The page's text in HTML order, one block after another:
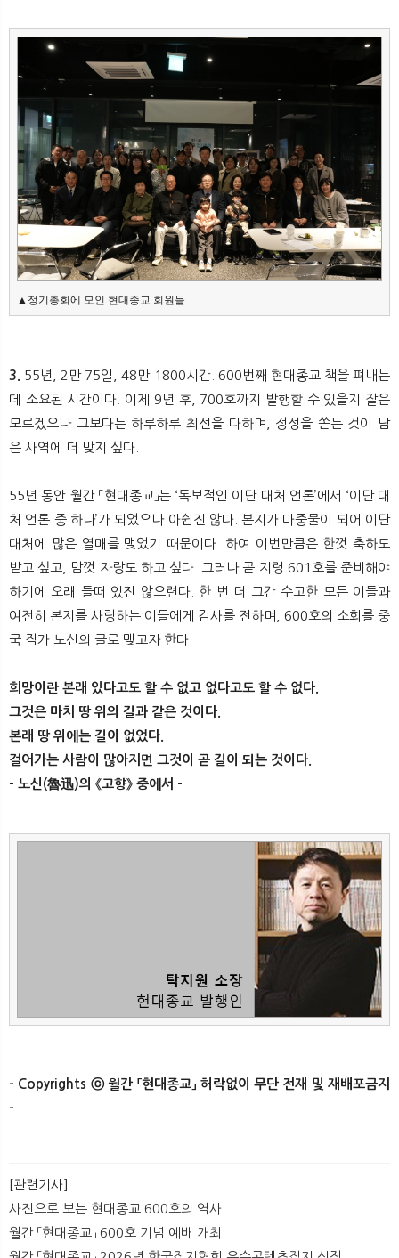
▲정기총회에 모인 현대종교 회원들
3.
55년, 2만 75일, 48만 1800시간. 600번째 현대종교 책을 펴내는
데 소요된 시간이다. 이제 9년 후, 700호까지 발행할 수 있을지 잘은
모르겠으나 그보다는 하루하루 최선을 다하며, 정성을 쏟는 것이 남
은 사역에 더 맞지 싶다.
55년 동안 월간 「현대종교」는 ‘독보적인 이단 대처 언론’에서 ‘이단 대
처 언론 중 하나’가 되었으나 아쉽진 않다. 본지가 마중물이 되어 이단
대처에 많은 열매를 맺었기 때문이다. 하여 이번만큼은 한껏 축하도
받고 싶고, 맘껏 자랑도 하고 싶다. 그러나 곧 지령 601호를 준비해야
하기에 오래 들떠 있진 않으련다. 한 번 더 그간 수고한 모든 이들과
여전히 본지를 사랑하는 이들에게 감사를 전하며, 600호의 소회를 중
국 작가 노신의 글로 맺고자 한다.
희망이란 본래 있다고도 할 수 없고 없다고도 할 수 없다.
그것은 마치 땅 위의 길과 같은 것이다.
본래 땅 위에는 길이 없었다.
걸어가는 사람이 많아지면 그것이 곧 길이 되는 것이다.
- 노신(魯迅)의 《고향》 중에서 -
- Copyrights ⓒ 월간 「현대종교」 허락없이 무단 전재 및 재배포금지
-
[관련기사]
사진으로 보는 현대종교 600호의 역사
월간 「현대종교」 600호 기념 예배 개최